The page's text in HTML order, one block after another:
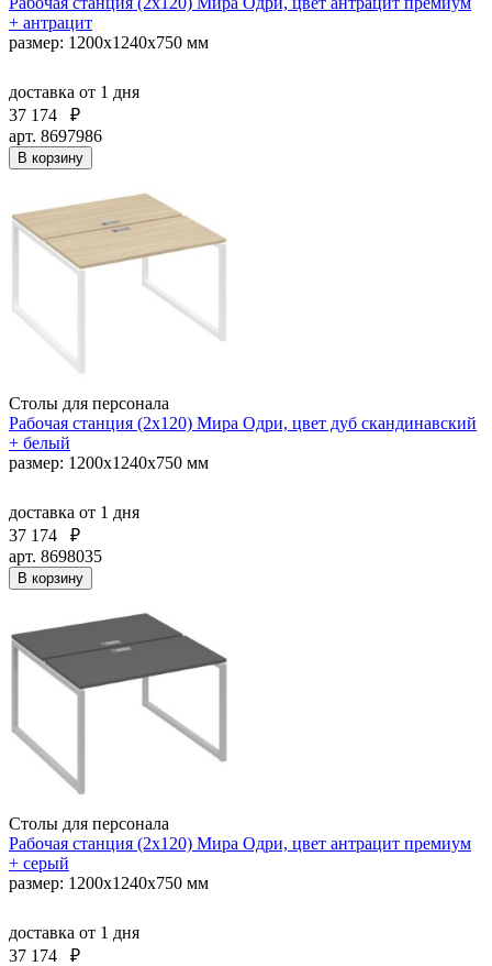
+ антрацит
размер: 1200x1240x750 мм
доставка от 1 дня
37 174
₽
арт. 8697986
В корзину
Столы для персонала
Рабочая станция (2х120) Мира Одри, цвет дуб скандинавский
+ белый
размер: 1200x1240x750 мм
доставка от 1 дня
37 174
₽
арт. 8698035
В корзину
Столы для персонала
Рабочая станция (2х120) Мира Одри, цвет антрацит премиум
+ серый
размер: 1200x1240x750 мм
доставка от 1 дня
37 174
₽